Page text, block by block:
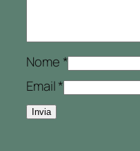
Nome *
Email*